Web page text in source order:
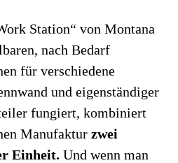
Station“ von Montana
nach Bedarf
für verschiedene
und eigenständiger
fungiert, kombiniert
Manufaktur zwei
Einheit. Und wenn man